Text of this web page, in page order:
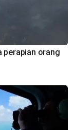
perapian orang